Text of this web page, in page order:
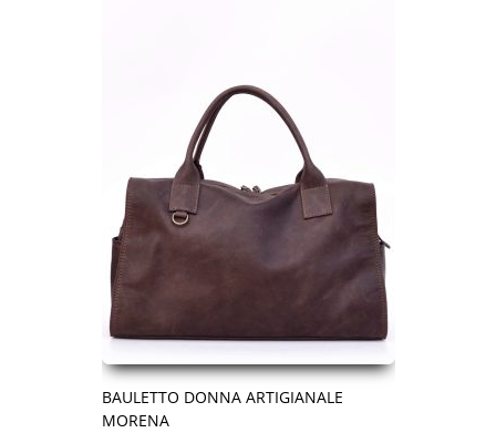
BAULETTO DONNA ARTIGIANALE
MORENA